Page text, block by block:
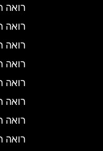
רואה
רואה
רואה
רואה
רואה
רואה
רואה
רואה